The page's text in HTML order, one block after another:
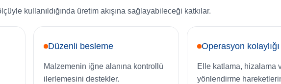
kullanıldığında üretim akışına sağlayabileceği katkılar.
Düzenli besleme
Malzemenin iğne alanına kontrollü
ilerlemesini destekler.
Operasyon kolaylığı
Elle katlama, hizalama
yönlendirme